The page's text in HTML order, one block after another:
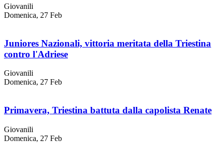
Giovanili
Domenica, 27 Feb
Juniores Nazionali, vittoria meritata della Triestina
contro l'Adriese
Giovanili
Domenica, 27 Feb
Primavera, Triestina battuta dalla capolista Renate
Giovanili
Domenica, 27 Feb